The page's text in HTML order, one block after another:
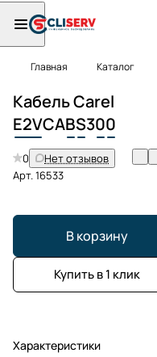
Главная Каталог
Кабель Carel
E2VCABS300
0
Нет отзывов
Арт.16533
В корзину
Купить в 1 клик
Характеристики